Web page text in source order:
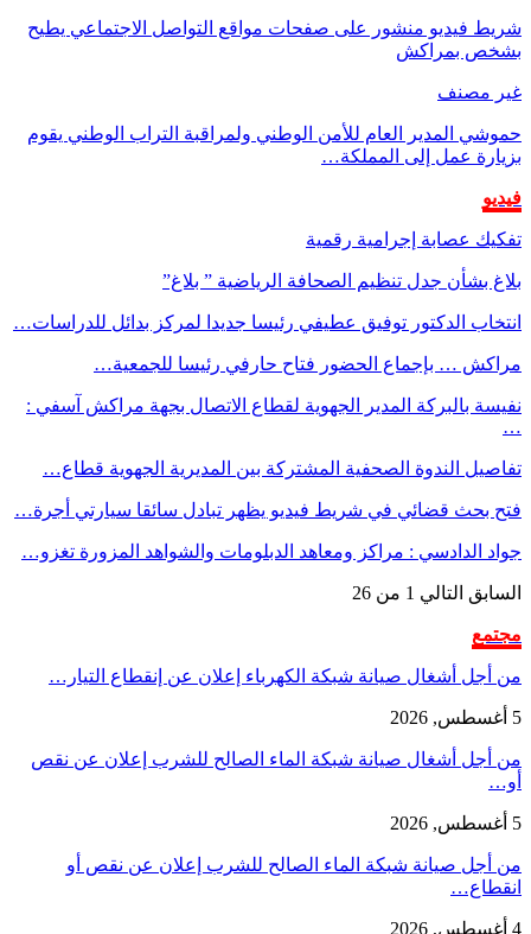
شريط فيديو منشور على صفحات مواقع التواصل الاجتماعي يطيح
بشخص بمراكش
غير مصنف
حموشي المدير العام للأمن الوطني ولمراقبة التراب الوطني يقوم
بزيارة عمل إلى المملكة…
فيديو
تفكيك عصابة إجرامية رقمية
بلاغ بشأن جدل تنظيم الصحافة الرياضية ” بلاغ”
انتخاب الدكتور توفيق عطيفي رئيسا جديدا لمركز بدائل للدراسات…
مراكش … بإجماع الحضور فتاح حارفي رئيسا للجمعية…
نفيسة بالبركة المدير الجهوية لقطاع الاتصال بجهة مراكش آسفي :
…
تفاصيل الندوة الصحفية المشتركة بين المديرية الجهوية قطاع…
فتح بحث قضائي في شريط فيديو يظهر تبادل سائقا سيارتي أجرة…
جواد الدادسي : مراكز ومعاهد الدبلومات والشواهد المزورة تغزو…
السابق التالي 1 من 26
مجتمع
من أجل أشغال صيانة شبكة الكهرباء إعلان عن إنقطاع التيار…
5 أغسطس, 2026
من أجل أشغال صيانة شبكة الماء الصالح للشرب إعلان عن نقص
أو…
5 أغسطس, 2026
من أجل صيانة شبكة الماء الصالح للشرب إعلان عن نقص أو
انقطاع…
4 أغسطس, 2026